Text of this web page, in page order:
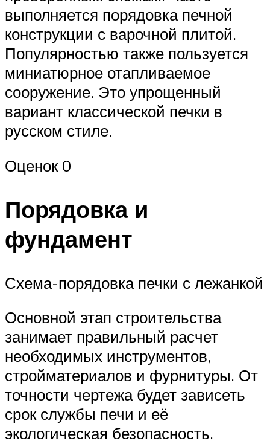
выполняется порядовка печной
конструкции с варочной плитой.
Популярностью также пользуется
миниатюрное отапливаемое
сооружение. Это упрощенный
вариант классической печки в
русском стиле.
Оценок 0
Порядовка и
фундамент
Схема-порядовка печки с лежанкой
Основной этап строительства
занимает правильный расчет
необходимых инструментов,
стройматериалов и фурнитуры. От
точности чертежа будет зависеть
срок службы печи и её
экологическая безопасность.